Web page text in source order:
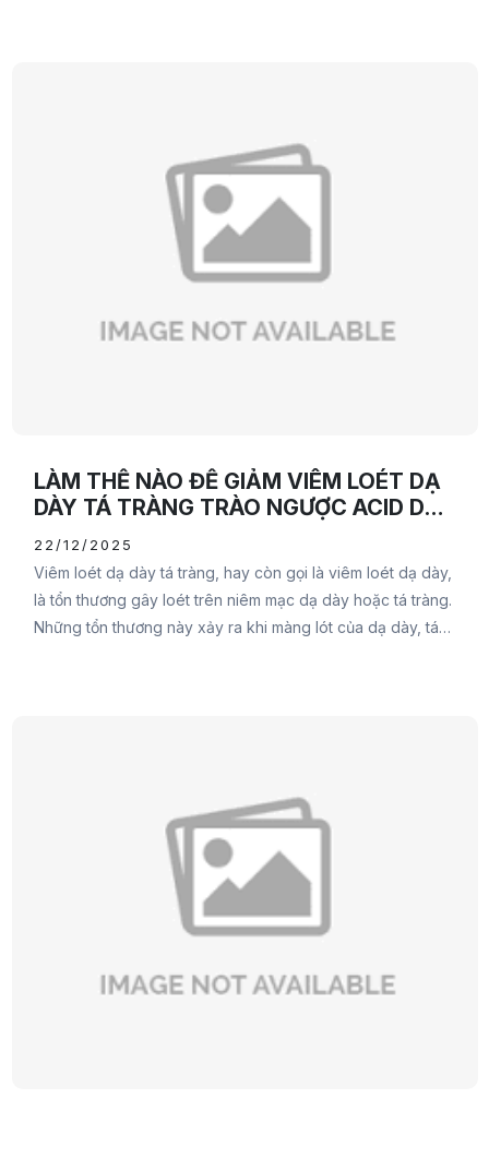
LÀM THẾ NÀO ĐỂ GIẢM VIÊM LOÉT DẠ
DÀY TÁ TRÀNG TRÀO NGƯỢC ACID DẠ
DÀY
22/12/2025
Viêm loét dạ dày tá tràng, hay còn gọi là viêm loét dạ dày,
là tổn thương gây loét trên niêm mạc dạ dày hoặc tá tràng.
Những tổn thương này xảy ra khi màng lót của dạ dày, tá